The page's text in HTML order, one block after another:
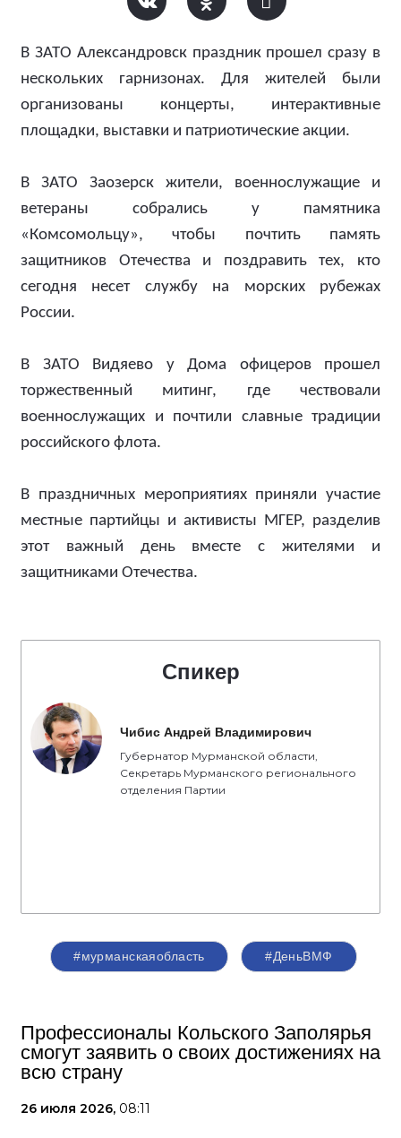
В ЗАТО Александровск праздник прошел сразу в
нескольких гарнизонах. Для жителей были
организованы концерты, интерактивные
площадки, выставки и патриотические акции.
В ЗАТО Заозерск жители, военнослужащие и
ветераны собрались у памятника
«Комсомольцу», чтобы почтить память
защитников Отечества и поздравить тех, кто
сегодня несет службу на морских рубежах
России.
В ЗАТО Видяево у Дома офицеров прошел
торжественный митинг, где чествовали
военнослужащих и почтили славные традиции
российского флота.
В праздничных мероприятиях приняли участие
местные партийцы и активисты МГЕР, разделив
этот важный день вместе с жителями и
защитниками Отечества.
Спикер
Чибис Андрей Владимирович
Губернатор Мурманской области,
Секретарь Мурманского регионального
отделения Партии
#мурманскаяобласть #ДеньВМФ
Профессионалы Кольского Заполярья
смогут заявить о своих достижениях на
всю страну
26 июля 2026, 08:11